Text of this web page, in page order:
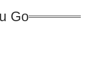
Go